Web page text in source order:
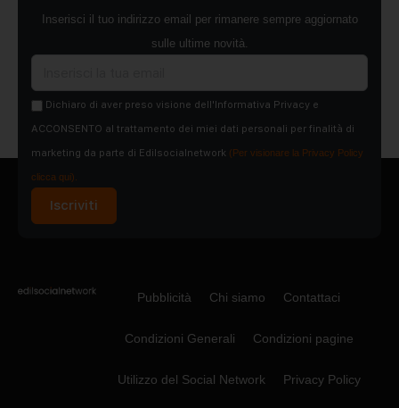
Inserisci il tuo indirizzo email per rimanere sempre aggiornato
sulle ultime novità.
Dichiaro di aver preso visione dell'Informativa Privacy e
ACCONSENTO al trattamento dei miei dati personali per finalità di
marketing da parte di Edilsocialnetwork (Per visionare la Privacy Policy
clicca qui).
Iscriviti
Pubblicità Chi siamo Contattaci
Condizioni Generali Condizioni pagine
Utilizzo del Social Network Privacy Policy